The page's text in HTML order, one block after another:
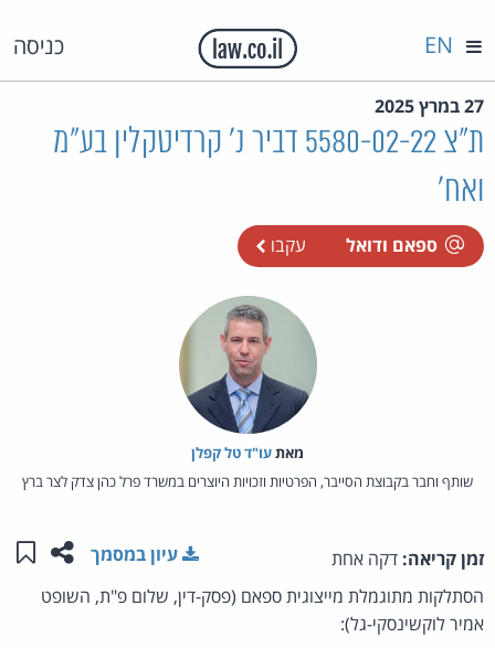
כניסה EN
27 במרץ 2025
ת"צ 5580-02-22 דביר נ' קרדיטקלין בע"מ
ואח'
ספאם ודואל עקבו
מאת‏עו"ד טל קפלן
שותף וחבר בקבוצת הסייבר, הפרטיות וזכויות היוצרים במשרד פרל כהן צדק לצר ברץ
זמן קריאה: דקה אחת שתפו
עיון במסמך
הסתלקות מתוגמלת מייצוגית ספאם (פסק-דין, שלום פ"ת, השופט
אמיר לוקשינסקי-גל):